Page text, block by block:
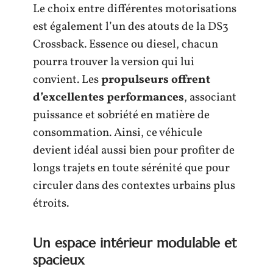
Le choix entre différentes motorisations
est également l’un des atouts de la DS3
Crossback. Essence ou diesel, chacun
pourra trouver la version qui lui
convient. Lespropulseurs offrent
d’excellentes performances, associant
puissance et sobriété en matière de
consommation. Ainsi, ce véhicule
devient idéal aussi bien pour profiter de
longs trajets en toute sérénité que pour
circuler dans des contextes urbains plus
étroits.
Un espace intérieur modulable et
spacieux